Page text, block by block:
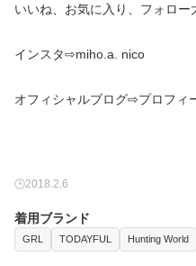
いいね、お気に入り、フォロー
インスタ⇨miho.a. nico
オフィシャルブログ⇨プロフ
2018.2.6
着用ブランド
GRL TODAYFUL Hunting World